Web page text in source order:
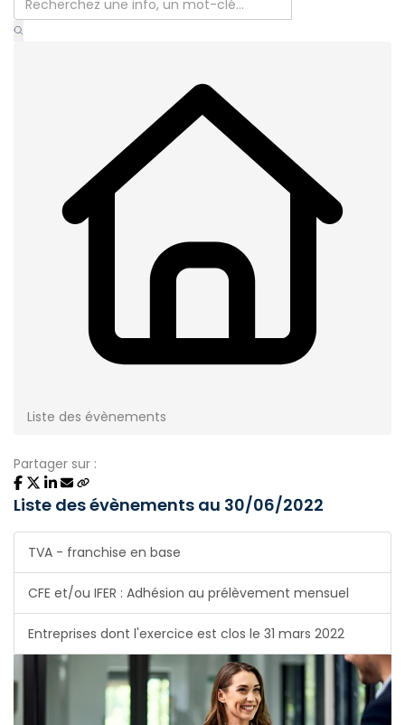
Liste des évènements
Partager sur :
Liste des évènements au 30/06/2022
TVA - franchise en base
CFE et/ou IFER : Adhésion au prélèvement mensuel
Entreprises dont l'exercice est clos le 31 mars 2022